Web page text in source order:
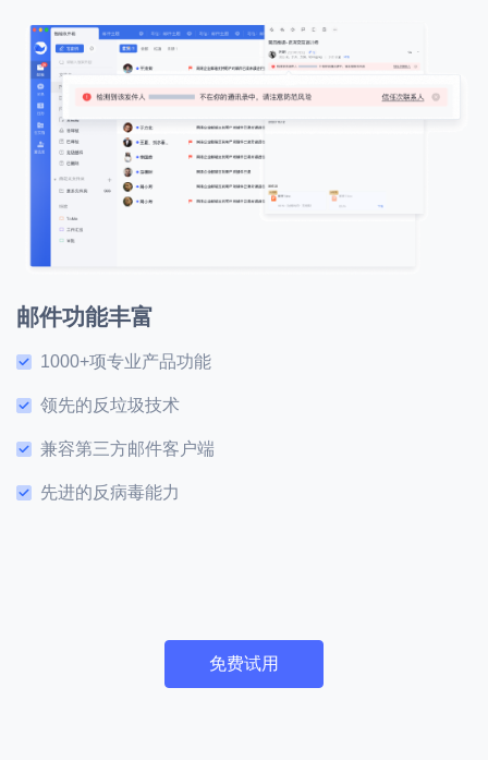
邮件功能丰富
1000+项专业产品功能
领先的反垃圾技术
兼容第三方邮件客户端
先进的反病毒能力
免费试用